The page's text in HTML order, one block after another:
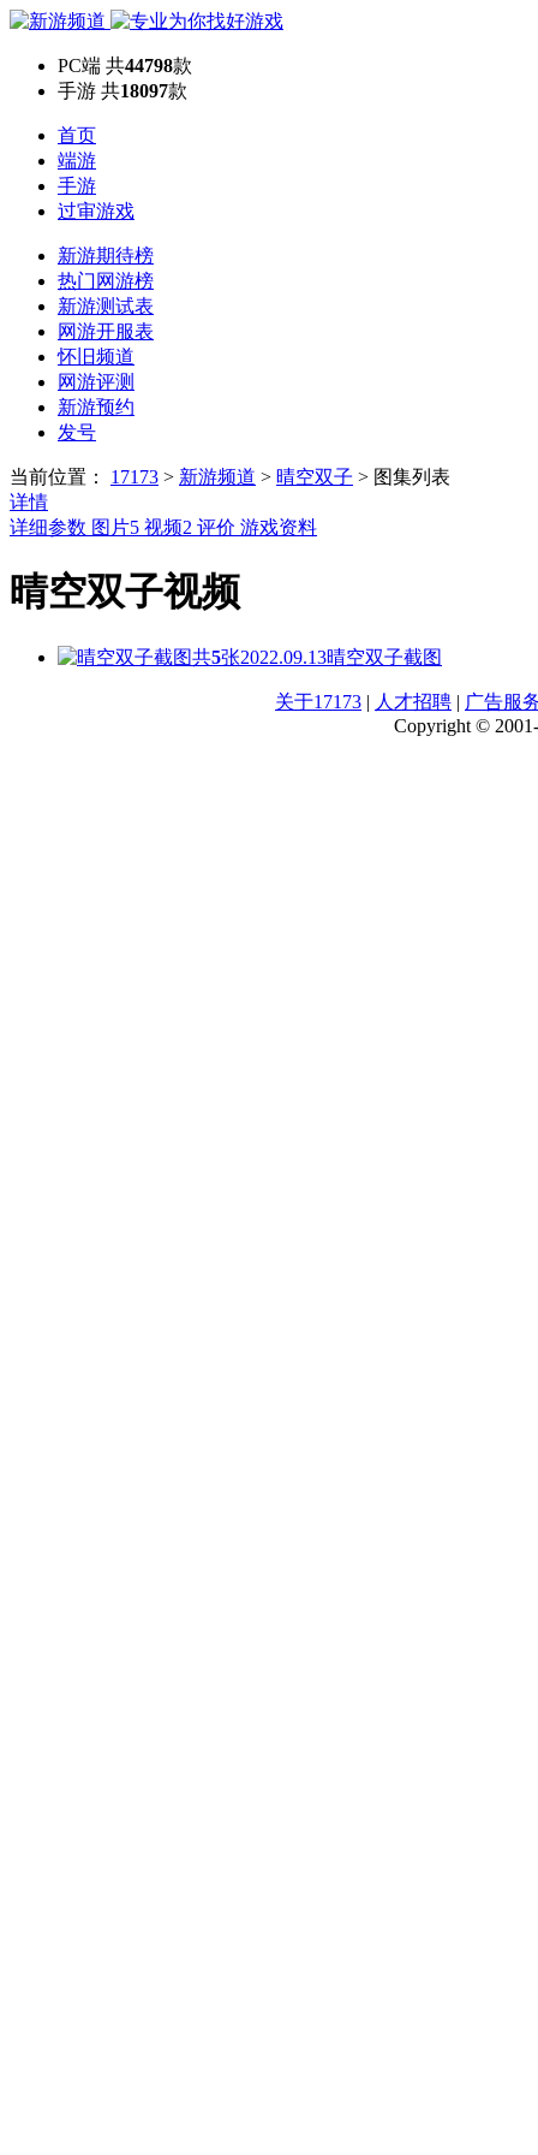
PC端 共44798款
手游 共18097款
首页
端游
手游
过审游戏
新游期待榜
热门网游榜
新游测试表
网游开服表
怀旧频道
网游评测
新游预约
发号
当前位置： 17173 > 新游频道 > 晴空双子 > 图集列表
详情
详细参数 图片5 视频2 评价 游戏资料
晴空双子视频
共5张2022.09.13晴空双子截图
关于17173 | 人才招聘 | 广告服
Copyright ©